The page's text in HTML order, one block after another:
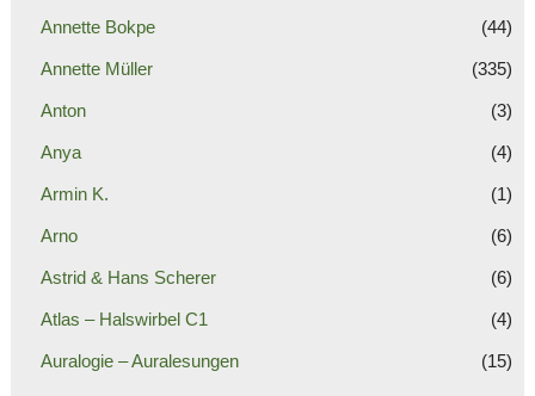
Annette Bokpe (44)
Annette Müller (335)
Anton (3)
Anya (4)
Armin K. (1)
Arno (6)
Astrid & Hans Scherer (6)
Atlas – Halswirbel C1 (4)
Auralogie – Auralesungen (15)